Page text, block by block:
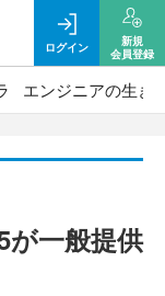
ログイン
新規
会員登録
エンジニアの生き
一般提供